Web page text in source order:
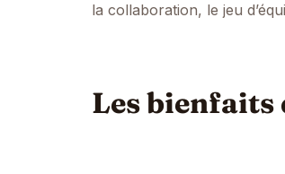
la collaboration, le jeu
Les bienfaits